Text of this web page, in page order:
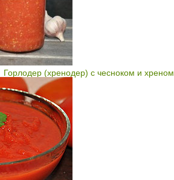
Горлодер (хренодер) с чесноком и хреном